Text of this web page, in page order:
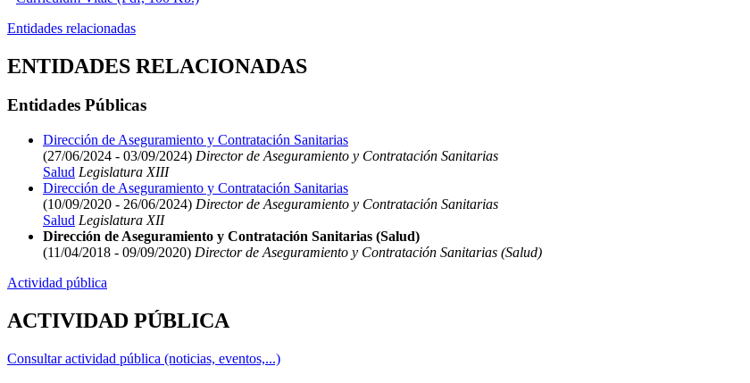
Entidades relacionadas
ENTIDADES RELACIONADAS
Entidades Públicas
Dirección de Aseguramiento y Contratación Sanitarias
(27/06/2024 - 03/09/2024) Director de Aseguramiento y Contratación Sanitarias
Salud Legislatura XIII
Dirección de Aseguramiento y Contratación Sanitarias
(10/09/2020 - 26/06/2024) Director de Aseguramiento y Contratación Sanitarias
Salud Legislatura XII
Dirección de Aseguramiento y Contratación Sanitarias (Salud)
(11/04/2018 - 09/09/2020) Director de Aseguramiento y Contratación Sanitarias (Salud)
Actividad pública
ACTIVIDAD PÚBLICA
Consultar actividad pública (noticias, eventos,...)